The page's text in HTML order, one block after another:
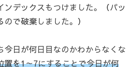
ンデックスもつけました。（パッ
で破棄しました。）
今日が何日目なのかわからなくな
置を1～7にすることで今日が何